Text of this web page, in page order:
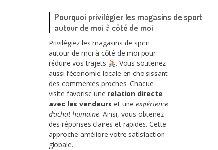
Pourquoi privilégier les magasins de sport
autour de moi à côté de moi
Privilégiez les magasins de sport
autour de moi à côté de moi pour
réduire vos trajets
. Vous soutenez
aussi l’économie locale en choisissant
des commerces proches. Chaque
visite favorise une relation directe
avec les vendeurs et une expérience
d’achat humaine. Ainsi, vous obtenez
des réponses claires et rapides. Cette
approche améliore votre satisfaction
globale.